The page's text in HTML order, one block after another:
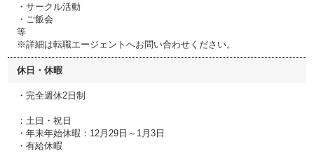
・サークル活動
・ご飯会
等
※詳細は転職エージェントへお問い合わせください。
休日・休暇
・完全週休2日制
：土日・祝日
・年末年始休暇：12月29日～1月3日
・有給休暇